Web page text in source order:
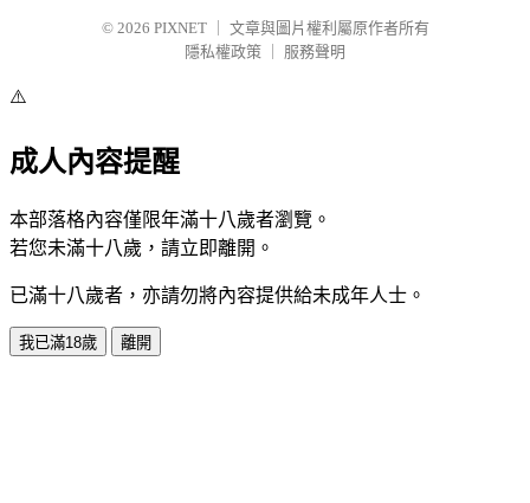
© 2026 PIXNET
文章與圖片權利屬原作者所有
隱私權政策
服務聲明
⚠️
成人內容提醒
本部落格內容僅限年滿十八歲者瀏覽。
若您未滿十八歲，請立即離開。
已滿十八歲者，亦請勿將內容提供給未成年人士。
我已滿18歲 離開